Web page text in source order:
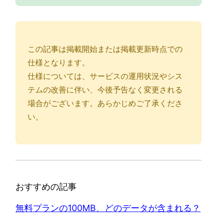
この記事は掲載開始または掲載更新時点での
仕様となります。
仕様については、サービスの運用状況やシス
テムの改善に伴い、今後予告なく変更される
場合がございます。あらかじめご了承くださ
い。
おすすめの記事
無料プランの100MB、どのデータが含まれる？